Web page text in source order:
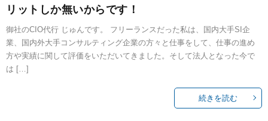
リットしか無いからです！
御社のCIO代行 じゅんです。 フリーランスだった私は、国内大手SI企
業、国内外大手コンサルティング企業の方々と仕事をして、仕事の進め
方や実績に関して評価をいただいてきました。そして法人となった今で
は […]
続きを読む